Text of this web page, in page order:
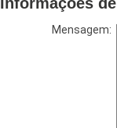
Mensagem: